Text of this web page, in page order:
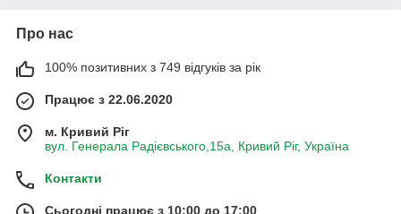
Про нас
100% позитивних з 749 відгуків за рік
Працює з 22.06.2020
м. Кривий Ріг
вул. Генерала Радієвського,15а, Кривий Ріг, Україна
Контакти
Сьогодні працює з 10:00 до 17:00